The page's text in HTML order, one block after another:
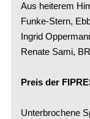
Aus heiterem
Funke-Stern,
Ingrid
Renate Sami,
Preis der
Unterbrochene